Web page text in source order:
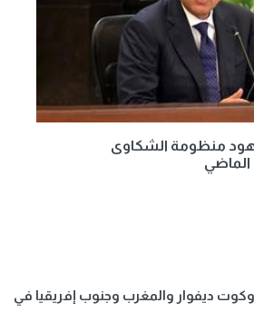
جهود منظومة الشكاوى
الماضي
وكوت ديفوار والمغرب وجنوب إفريقيا في